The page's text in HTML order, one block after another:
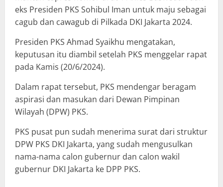
eks Presiden PKS Sohibul Iman untuk maju sebagai
cagub dan cawagub di Pilkada DKI Jakarta 2024.
Presiden PKS Ahmad Syaikhu mengatakan,
keputusan itu diambil setelah PKS menggelar rapat
pada Kamis (20/6/2024).
Dalam rapat tersebut, PKS mendengar beragam
aspirasi dan masukan dari Dewan Pimpinan
Wilayah (DPW) PKS.
PKS pusat pun sudah menerima surat dari struktur
DPW PKS DKI Jakarta, yang sudah mengusulkan
nama-nama calon gubernur dan calon wakil
gubernur DKI Jakarta ke DPP PKS.